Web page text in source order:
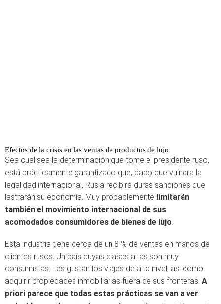
Efectos de la crisis en las ventas de productos de lujo
Sea cual sea la determinación que tome el presidente ruso,
está prácticamente garantizado que, dado que vulnera la
legalidad internacional, Rusia recibirá duras sanciones que
lastrarán su economía. Muy probablemente limitarán
también el movimiento internacional de sus
acomodados consumidores de bienes de lujo.
Esta industria tiene cerca de un 8 % de ventas en manos de
clientes rusos. Un país cuyas clases altas son muy
consumistas. Les gustan los viajes de alto nivel, así como
adquirir propiedades inmobiliarias fuera de sus fronteras. A
priori parece que todas estas prácticas se van a ver